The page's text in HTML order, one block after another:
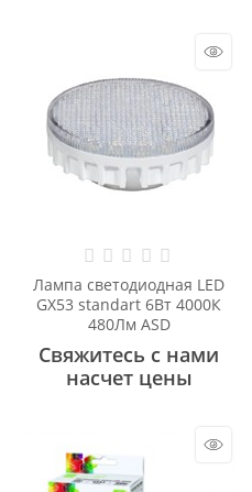
Лампа светодиодная LED
GX53 standart 6Вт 4000К
480Лм ASD
Свяжитесь с нами
насчет цены